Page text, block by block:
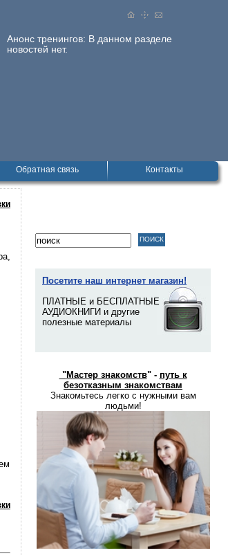
Анонс тренингов: В данном разделе
новостей нет.
Обратная связь Контакты
Посетите наш интернет магазин!
ПЛАТНЫЕ и БЕСПЛАТНЫЕ
АУДИОКНИГИ и другие
полезные материалы
"Мастер знакомств" - путь к
безотказным знакомствам
Знакомьтесь легко с нужными вам
людьми!